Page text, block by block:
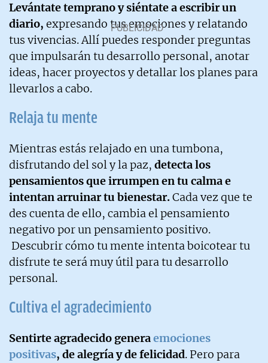
Levántate temprano y siéntate a escribir un
diario, expresando tus emociones y relatando
tus vivencias. Allí puedes responder preguntas
que impulsarán tu desarrollo personal, anotar
ideas, hacer proyectos y detallar los planes para
llevarlos a cabo.
Relaja tu mente
Mientras estás relajado en una tumbona,
disfrutando del sol y la paz, detecta los
pensamientos que irrumpen en tu calma e
intentan arruinar tu bienestar.Cada vez que te
des cuenta de ello, cambia el pensamiento
negativo por un pensamiento positivo.
Descubrir cómo tu mente intenta boicotear tu
disfrute te será muy útil para tu desarrollo
personal.
Cultiva el agradecimiento
Sentirte agradecido generaemociones
positivas, de alegría y de felicidad. Pero para